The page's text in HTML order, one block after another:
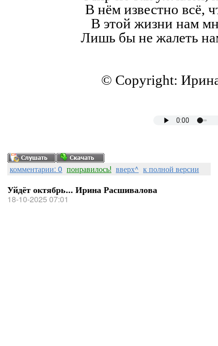
В нём известно всё,
В этой жизни нам
Лишь бы не жалеть
© Copyright:
комментарии: 0 понравилось! вверх^ к полной версии
Уйдёт октябрь... Ирина Расшивалова
18-10-2025 07:01